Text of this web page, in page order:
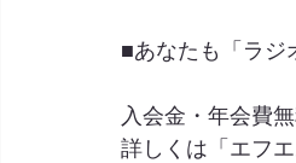
■あなたも「ラジ
入会金・年会費
詳しくは「エフ